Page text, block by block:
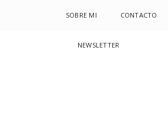
SOBRE MI CONTACTO
NEWSLETTER